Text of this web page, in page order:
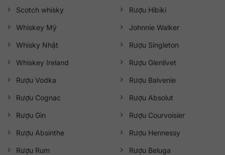
Scotch whisky
Whiskey Mỹ
Whisky Nhật
Whiskey Ireland
Rượu Vodka
Rượu Cognac
Rượu Gin
Rượu Absinthe
Rượu Rum
Rượu Hibiki
Johnnie Walker
Rượu Singleton
Rượu Glenlivet
Rượu Balvenie
Rượu Absolut
Rượu Courvoisier
Rượu Hennessy
Rượu Beluga